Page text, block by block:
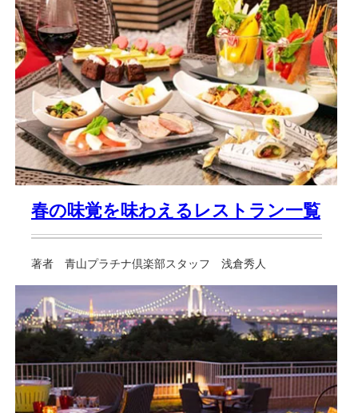
春の味覚を味わえるレストラン一覧
著者 青山プラチナ倶楽部スタッフ 浅倉秀人